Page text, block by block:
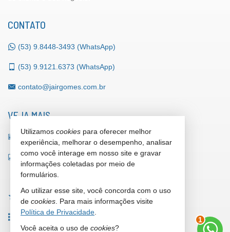
CONTATO
(53) 9.8448-3493 (WhatsApp)
(53) 9.9121.6373 (WhatsApp)
contato@jairgomes.com.br
VEJA MAIS
receba nosso newsletter
indicadores financeiros
cadastre seu imóvel
imóveis favoritos
mapa de imóveis 1
Utilizamos cookies para oferecer melhor
experiência, melhorar o desempenho, analisar
como você interage em nosso site e gravar
informações coletadas por meio de
formulários.
Ao utilizar esse site, você concorda com o uso
de cookies . Para mais informações visite
Política de Privacidade
Você aceita o uso de cookies?